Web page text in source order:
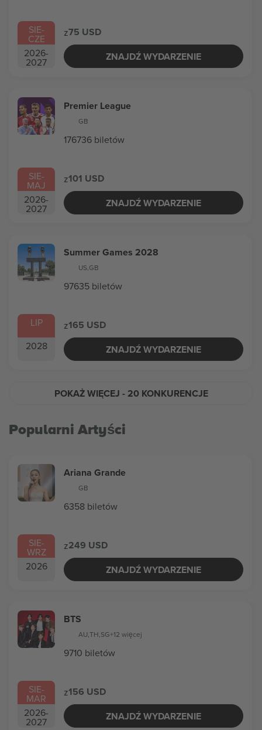
SIE-
CZE
2026-
2027
z75 USD
ZNAJDŹ WYDARZENIE
SIE-
MAJ
2026-
2027
Premier League
GB
176736 biletów
z101 USD
ZNAJDŹ WYDARZENIE
LIP
2028
Summer Games 2028
US,GB
97635 biletów
z165 USD
ZNAJDŹ WYDARZENIE
POKAŻ WIĘCEJ - 20 KONKURENCJE
Popularni Artyści
SIE-
WRZ
2026
Ariana Grande
GB
6358 biletów
z249 USD
ZNAJDŹ WYDARZENIE
SIE-
MAR
2026-
2027
BTS
AU,TH,SG+12 więcej
9710 biletów
z156 USD
ZNAJDŹ WYDARZENIE